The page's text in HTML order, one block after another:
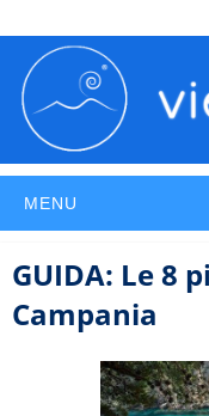
MENU
GUIDA: Le 8
Campania